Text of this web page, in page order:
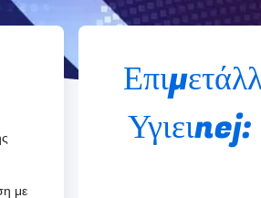
με